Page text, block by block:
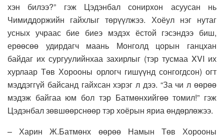
хэн билээ?” гэж Цэдэнбал сонирхон асуусан нь
Чимиддоржийн гайхлыг төрүүлжээ. Хоёул нэг нутаг
усных учраас бие биеэ мэдэх ёстой гэсэндээ биш,
ерөөсөө удирдагч маань Монголд цорын ганцхан
байдаг их сургуулийнхаа захирлыг (тэр тусмаа XVI их
хурлаар Төв Хорооны орлогч гишүүнд сонгогдсон) огт
мэддэггүй байсанд гайхсан хэрэг л дээ. “За чи л өөрөө
мэдэж байгаа юм бол тэр Батмөнхийгөө томил!” гэж
Цэдэнбал зөвшөөрснөөр тэр хоёрын яриа өндөрлөжээ.
– Харин Ж.Батмөнх өөрөө Намын Төв Хорооны